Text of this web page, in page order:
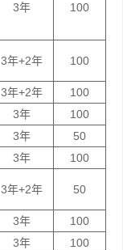
3年
100
3年+2年 100
3年+2年
100
3年
100
3年 50
3年
100
3年+2年 50
3年
100
3年 100